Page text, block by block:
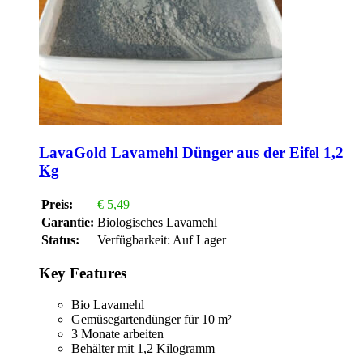
LavaGold Lavamehl Dünger aus der Eifel 1,2
Kg
Preis: € 5,49
Garantie: Biologisches Lavamehl
Status:
Verfügbarkeit: Auf Lager
Key Features
Bio Lavamehl
Gemüsegartendünger für 10 m²
3 Monate arbeiten
Behälter mit 1,2 Kilogramm